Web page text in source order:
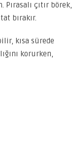
çıtır börek,
bırakır.
kısa sürede
korurken,